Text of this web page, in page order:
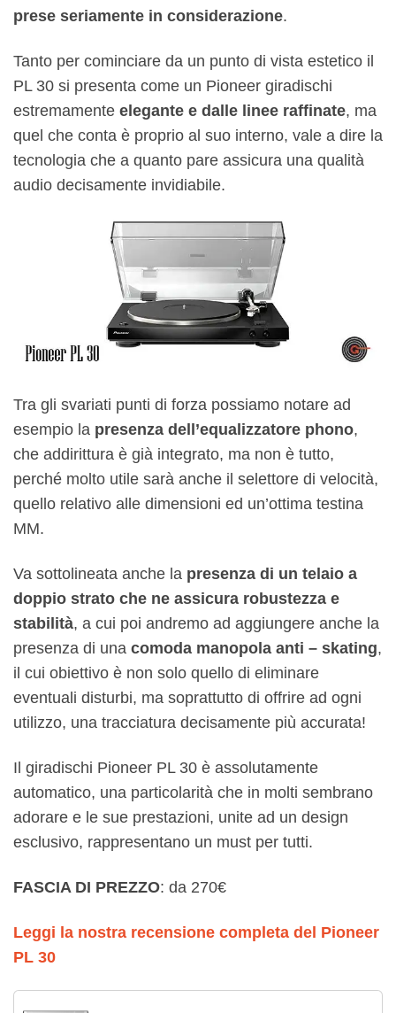
prese seriamente in considerazione.
Tanto per cominciare da un punto di vista estetico il
PL 30 si presenta come un Pioneer giradischi
estremamente elegante e dalle linee raffinate, ma
quel che conta è proprio al suo interno, vale a dire la
tecnologia che a quanto pare assicura una qualità
audio decisamente invidiabile.
Tra gli svariati punti di forza possiamo notare ad
esempio la presenza dell’equalizzatore phono,
che addirittura è già integrato, ma non è tutto,
perché molto utile sarà anche il selettore di velocità,
quello relativo alle dimensioni ed un’ottima testina
MM.
Va sottolineata anche la presenza di un telaio a
doppio strato che ne assicura robustezza e
stabilità, a cui poi andremo ad aggiungere anche la
presenza di una comoda manopola anti – skating,
il cui obiettivo è non solo quello di eliminare
eventuali disturbi, ma soprattutto di offrire ad ogni
utilizzo, una tracciatura decisamente più accurata!
Il giradischi Pioneer PL 30 è assolutamente
automatico, una particolarità che in molti sembrano
adorare e le sue prestazioni, unite ad un design
esclusivo, rappresentano un must per tutti.
FASCIA DI PREZZO: da 270€
Leggi la nostra recensione completa del Pioneer
PL 30